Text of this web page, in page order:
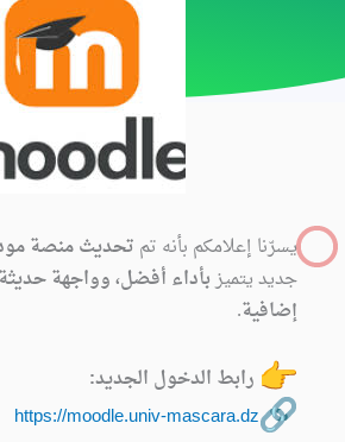
يسرّنا إعلامكم بأنه تم تحديث منصة
جديد يتميزبأداء أفضل، وواجهة
إضافية.
رابط الدخول الجديد:
https://moodle.univ-mascara.dz